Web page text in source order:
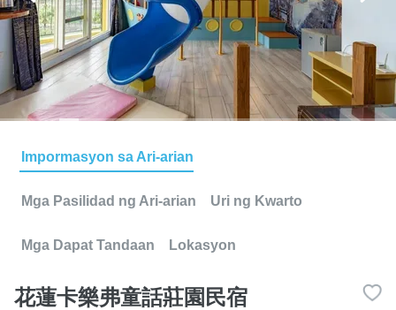
Impormasyon sa Ari-arian
Mga Pasilidad ng Ari-arian Uri ng Kwarto
Mga Dapat Tandaan Lokasyon
花蓮卡樂弗童話莊園民宿